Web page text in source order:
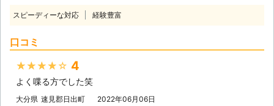
社クイックキャット」の出番です！弊
えて準備しているからこそ、お客様か
のトラブルに迅速に解決して、車を走
電話をいただいたてから平均16分27
を何度も反復すると、作業内容を覚え
スピーディーな対応 経験豊富
口コミ
★★★★★ 4
よく喋る方でした笑
大分県 速見郡日出町 2022年06月06日